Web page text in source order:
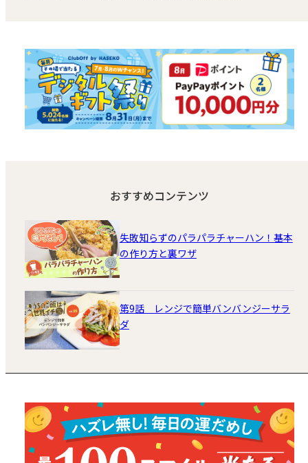
おすすめコンテンツ
失敗知らずのパラパラチャーハン！基本
の作り方と裏ワザ
第9話 レンジで簡単バンバンジーサラ
ダ